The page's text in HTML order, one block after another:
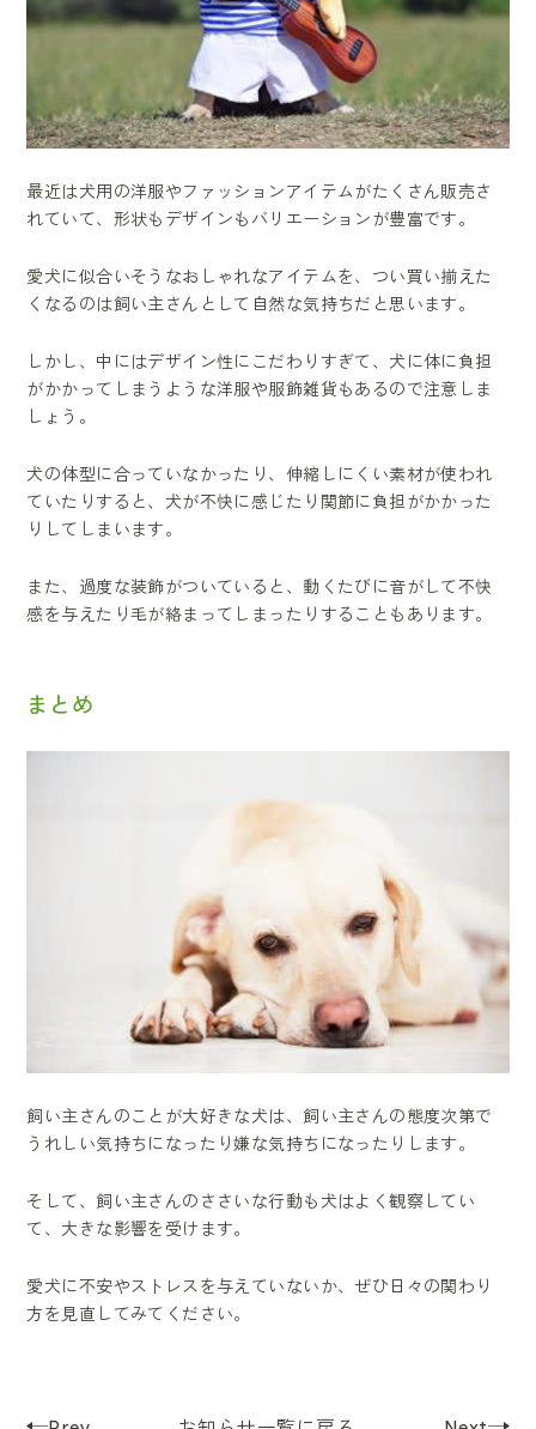
最近は犬用の洋服やファッションアイテムがたくさん販売さ
れていて、形状もデザインもバリエーションが豊富です。
愛犬に似合いそうなおしゃれなアイテムを、つい買い揃えた
くなるのは飼い主さんとして自然な気持ちだと思います。
しかし、中にはデザイン性にこだわりすぎて、犬に体に負担
がかかってしまうような洋服や服飾雑貨もあるので注意しま
しょう。
犬の体型に合っていなかったり、伸縮しにくい素材が使われ
ていたりすると、犬が不快に感じたり関節に負担がかかった
りしてしまいます。
また、過度な装飾がついていると、動くたびに音がして不快
感を与えたり毛が絡まってしまったりすることもあります。
まとめ
飼い主さんのことが大好きな犬は、飼い主さんの態度次第で
うれしい気持ちになったり嫌な気持ちになったりします。
そして、飼い主さんのささいな行動も犬はよく観察してい
て、大きな影響を受けます。
愛犬に不安やストレスを与えていないか、ぜひ日々の関わり
方を見直してみてください。